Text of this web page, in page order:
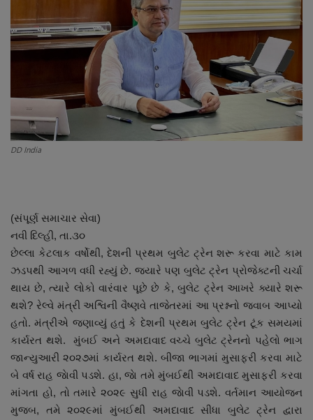
Contact
Dipotsav Special
આંતરરાષ્ટ્રીય
રાષ્ટ્રીય
જુનાગઢ
Support US
બજારના સમાચાર
નાણાંકીય સમાચાર
સ્થાનિક સમાચાર
સ્પોર્ટ્સ
DD India
(સંપૂર્ણ સમાચાર સેવા)
નવી દિલ્હી, તા.૩૦
છેલ્લા કેટલાક વર્ષોથી, દેશની પ્રથમ બુલેટ ટ્રેન શરૂ કરવા માટે કામ
ઝડપથી આગળ વધી રહ્યું છે. જ્યારે પણ બુલેટ ટ્રેન પ્રોજેક્ટની ચર્ચા
થાય છે, ત્યારે લોકો વારંવાર પૂછે છે કે, બુલેટ ટ્રેન આખરે ક્યારે શરૂ
થશે? રેલ્વે મંત્રી અશ્વિની વૈષ્ણવે તાજેતરમાં આ પ્રશ્નનો જવાબ આપ્યો
હતો. મંત્રીએ જણાવ્યું હતું કે દેશની પ્રથમ બુલેટ ટ્રેન ટૂંક સમયમાં
કાર્યરત થશે. મુંબઈ અને અમદાવાદ વચ્ચે બુલેટ ટ્રેનનો પહેલો ભાગ
જાન્યુઆરી ૨૦૨૭માં કાર્યરત થશે. બીજા ભાગમાં મુસાફરી કરવા માટે
બે વર્ષ રાહ જાેવી પડશે. હા, જાે તમે મુંબઈથી અમદાવાદ મુસાફરી કરવા
માંગતા હો, તો તમારે ૨૦૨૯ સુધી રાહ જાેવી પડશે. વર્તમાન આયોજન
મુજબ, તમે ૨૦૨૯માં મુંબઈથી અમદાવાદ સીધા બુલેટ ટ્રેન દ્વારા